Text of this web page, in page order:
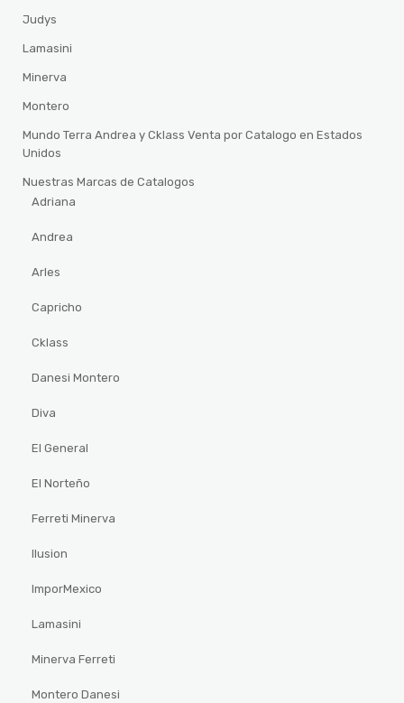
Judys
Lamasini
Minerva
Montero
Mundo Terra Andrea y Cklass Venta por Catalogo en Estados
Unidos
Nuestras Marcas de Catalogos
Adriana
Andrea
Arles
Capricho
Cklass
Danesi Montero
Diva
El General
El Norteño
Ferreti Minerva
Ilusion
ImporMexico
Lamasini
Minerva Ferreti
Montero Danesi